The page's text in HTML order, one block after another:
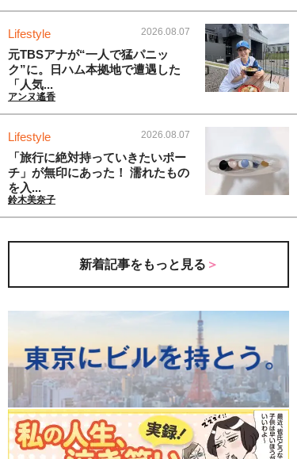
Lifestyle 2026.08.07
元TBSアナが“一人で猛パニッ
ク”に。日ハム本拠地で遭遇した
「人気...
アンヌ遙香
Lifestyle 2026.08.07
「旅行に絶対持っていきたいポー
チ」が無印にあった！ 濡れたもの
を入...
鈴木美奈子
新着記事をもっと見る